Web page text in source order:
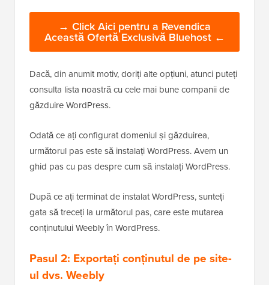
→ Click Aici pentru a Revendica
Această Ofertă Exclusivă Bluehost ←
Dacă, din anumit motiv, doriți alte opțiuni, atunci puteți
consulta lista noastră cu cele mai bune companii de
găzduire WordPress.
Odată ce ați configurat domeniul și găzduirea,
următorul pas este să instalați WordPress. Avem un
ghid pas cu pas despre cum să instalați WordPress.
După ce ați terminat de instalat WordPress, sunteți
gata să treceți la următorul pas, care este mutarea
conținutului Weebly în WordPress.
Pasul 2: Exportați conținutul de pe site-
ul dvs. Weebly